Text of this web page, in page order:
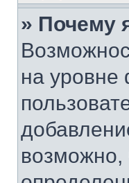
» Почему
на уровне
возможно,